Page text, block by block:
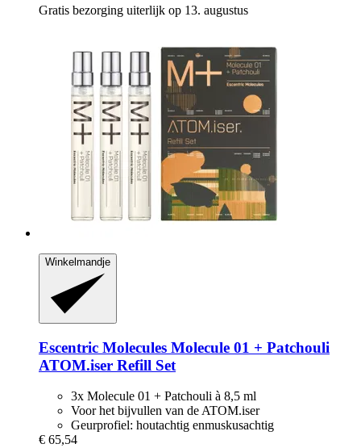
Gratis bezorging uiterlijk op 13. augustus
Winkelmandje
Escentric Molecules Molecule 01 + Patchouli
ATOM.iser Refill Set
3x Molecule 01 + Patchouli à 8,5 ml
Voor het bijvullen van de ATOM.iser
Geurprofiel: houtachtig enmuskusachtig
€ 65,54